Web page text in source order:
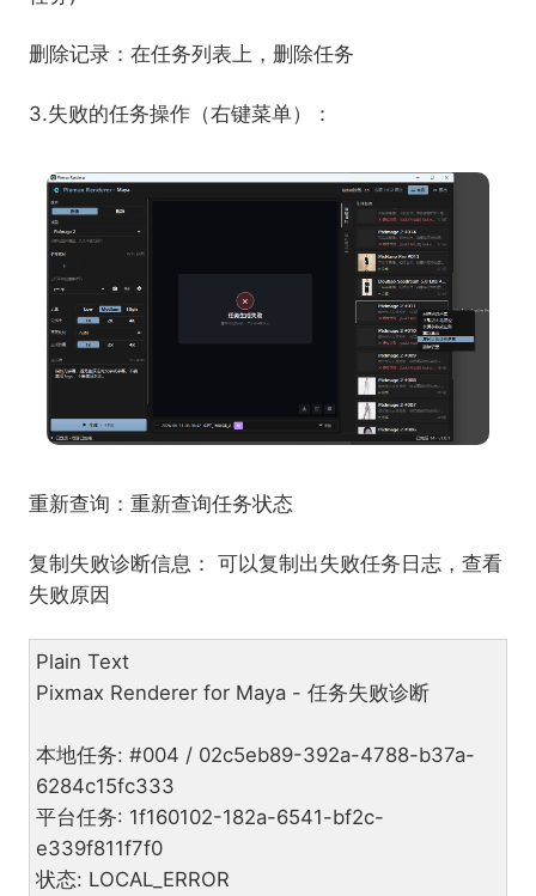
删除记录：在任务列表上，删除任务
3.失败的任务操作（右键菜单）：
重新查询：重新查询任务状态
复制失败诊断信息： 可以复制出失败任务日志，查看
失败原因
Plain Text
Pixmax Renderer for Maya - 任务失败诊断
本地任务: #004 / 02c5eb89-392a-4788-b37a-
6284c15fc333
平台任务: 1f160102-182a-6541-bf2c-
e339f811f7f0
状态: LOCAL_ERROR